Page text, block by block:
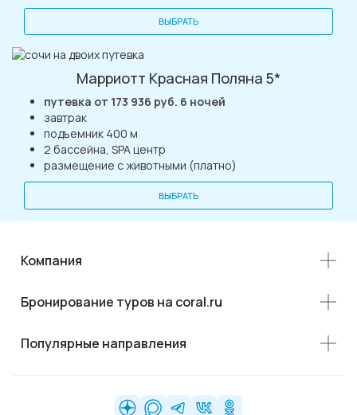
ВЫБРАТЬ
Марриотт Красная Поляна 5*
путевка от 173 936 руб. 6 ночей
завтрак
подъемник 400 м
2 бассейна, SPA центр
размещение с животными (платно)
ВЫБРАТЬ
Компания
Бронирование туров на coral.ru
Популярные направления